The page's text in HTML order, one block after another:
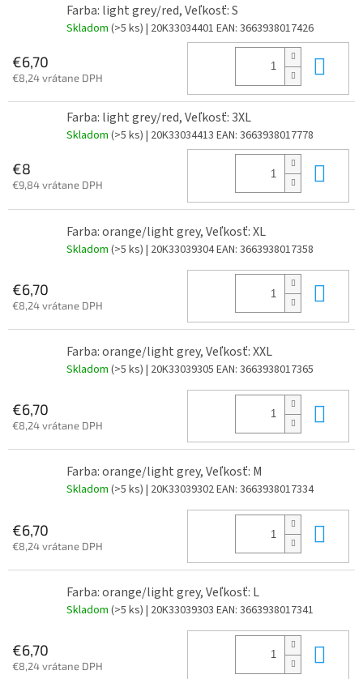
Farba: light grey/red, Veľkosť: S
Skladom (>5 ks) | 20K33034401 EAN: 3663938017426
€6,70
€8,24 vrátane DPH
Farba: light grey/red, Veľkosť: 3XL
Skladom (>5 ks) | 20K33034413 EAN: 3663938017778
€8
€9,84 vrátane DPH
Farba: orange/light grey, Veľkosť: XL
Skladom (>5 ks) | 20K33039304EAN: 3663938017358
€6,70
€8,24 vrátane DPH
Farba: orange/light grey, Veľkosť: XXL
Skladom (>5 ks) | 20K33039305 EAN: 3663938017365
€6,70
€8,24 vrátane DPH
Farba: orange/light grey, Veľkosť: M
Skladom (>5 ks) | 20K33039302EAN: 3663938017334
€6,70
€8,24 vrátane DPH
Farba: orange/light grey, Veľkosť: L
Skladom (>5 ks) | 20K33039303 EAN: 3663938017341
€6,70
€8,24 vrátane DPH